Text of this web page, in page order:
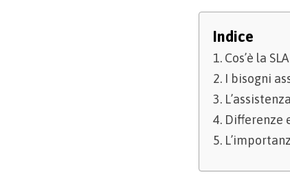
Indice
Cos’è la
I bisogni
Differenze